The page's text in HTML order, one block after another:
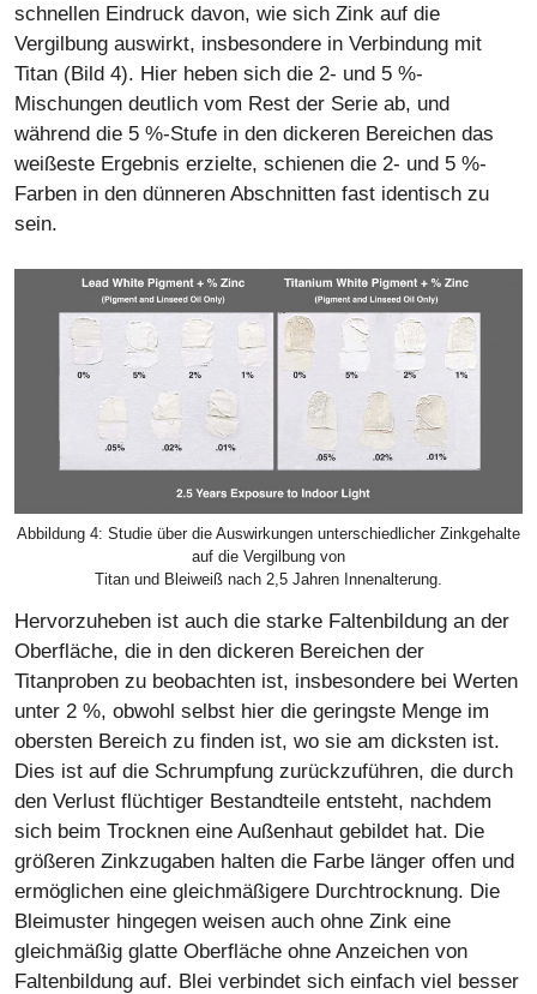
schnellen Eindruck davon, wie sich Zink auf die
Vergilbung auswirkt, insbesondere in Verbindung mit
Titan (Bild 4). Hier heben sich die 2- und 5 %-
Mischungen deutlich vom Rest der Serie ab, und
während die 5 %-Stufe in den dickeren Bereichen das
weißeste Ergebnis erzielte, schienen die 2- und 5 %-
Farben in den dünneren Abschnitten fast identisch zu
sein.
Abbildung 4: Studie über die Auswirkungen unterschiedlicher Zinkgehalte
auf die Vergilbung von
Titan und Bleiweiß nach 2,5 Jahren Innenalterung.
Hervorzuheben ist auch die starke Faltenbildung an der
Oberfläche, die in den dickeren Bereichen der
Titanproben zu beobachten ist, insbesondere bei Werten
unter 2 %, obwohl selbst hier die geringste Menge im
obersten Bereich zu finden ist, wo sie am dicksten ist.
Dies ist auf die Schrumpfung zurückzuführen, die durch
den Verlust flüchtiger Bestandteile entsteht, nachdem
sich beim Trocknen eine Außenhaut gebildet hat. Die
größeren Zinkzugaben halten die Farbe länger offen und
ermöglichen eine gleichmäßigere Durchtrocknung. Die
Bleimuster hingegen weisen auch ohne Zink eine
gleichmäßig glatte Oberfläche ohne Anzeichen von
Faltenbildung auf. Blei verbindet sich einfach viel besser